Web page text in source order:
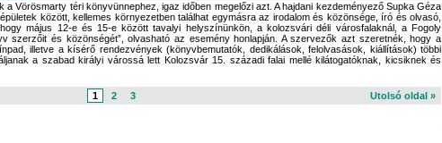
Vörösmarty téri könyvünnephez, igaz időben megelőzi azt. A hajdani kezdeményező Supka Géza
között, kellemes környezetben találhat egymásra az irodalom és közönsége, író és olvasó,
május 12-e és 15-e között tavalyi helyszínünkön, a kolozsvári déli városfalaknál, a Fogoly
szerzőit és közönségét”, olvasható az esemény honlapján. A szervezők azt szeretnék, hogy a
illetve a kísérő rendezvények (könyvbemutatók, dedikálások, felolvasások, kiállítások) többi
a szabad királyi várossá lett Kolozsvár 15. századi falai mellé kilá­togatóknak, kicsiknek és
1 2 3 Utolsó oldal »